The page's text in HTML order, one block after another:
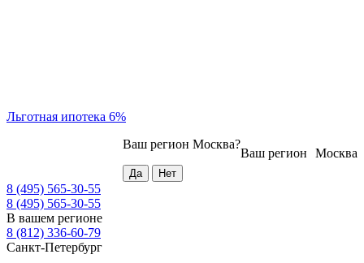
Льготная ипотека 6%
Москва
Ваш регион
Ваш регион Москва?
8 (495) 565-30-55
8 (495) 565-30-55
В вашем регионе
8 (812) 336-60-79
Санкт-Петербург